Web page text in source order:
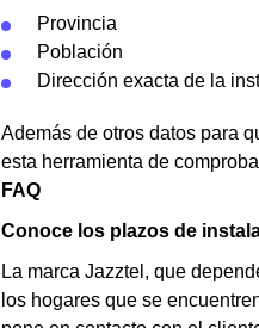
Provincia
Población
Dirección exacta de la
Además de otros datos para
esta herramienta de
FAQ
Conoce los plazos de
La marca Jazztel, que
los hogares que se